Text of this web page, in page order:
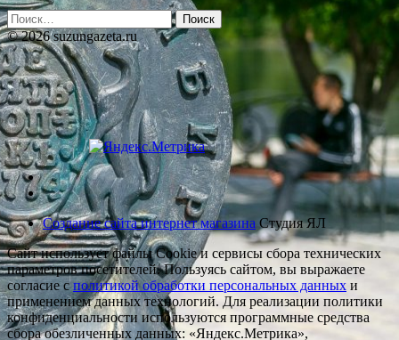
Найти:
© 2026 suzungazeta.ru
Создание сайта интернет магазина Студия ЯЛ
Сайт использует файлы Cookie и сервисы сбора технических
параметров посетителей. Пользуясь сайтом, вы выражаете
согласие сполитикой обработки персональных данных и
применением данных технологий. Для реализации политики
конфиденциальности используются программные средства
сбора обезличенных данных: «Яндекс.Метрика»,